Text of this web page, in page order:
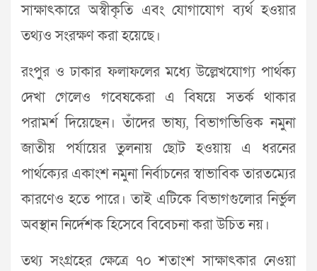
সাক্ষাৎকারে অস্বীকৃতি এবং যোগাযোগ ব্যর্থ হওয়ার
তথ্যও সংরক্ষণ করা হয়েছে।
রংপুর ও ঢাকার ফলাফলের মধ্যে উল্লেখযোগ্য পার্থক্য
দেখা গেলেও গবেষকেরা এ বিষয়ে সতর্ক থাকার
পরামর্শ দিয়েছেন। তাঁদের ভাষ্য, বিভাগভিত্তিক নমুনা
জাতীয় পর্যায়ের তুলনায় ছোট হওয়ায় এ ধরনের
পার্থক্যের একাংশ নমুনা নির্বাচনের স্বাভাবিক তারতম্যের
কারণেও হতে পারে। তাই এটিকে বিভাগগুলোর নির্ভুল
অবস্থান নির্দেশক হিসেবে বিবেচনা করা উচিত নয়।
তথ্য সংগ্রহের ক্ষেত্রে ৭০ শতাংশ সাক্ষাৎকার নেওয়া